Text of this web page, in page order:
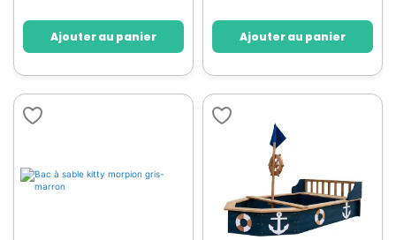
Ajouter au panier Ajouter au panier